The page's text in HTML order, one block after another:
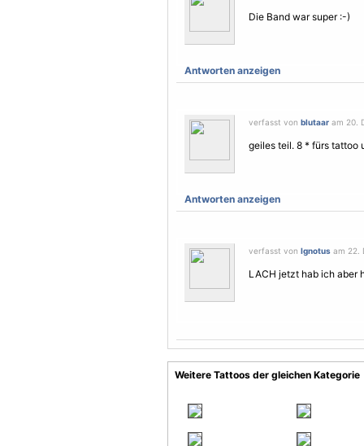
Die Band war super :-)
Antworten anzeigen
verfasst von blutaar am 20.
geiles teil. 8 * fürs tattoo
Antworten anzeigen
verfasst von Ignotus am 22.
LACH jetzt hab ich aber
Weitere Tattoos der gleichen Kategorie